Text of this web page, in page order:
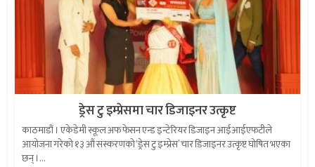
ड्रेस टु इम्प्रेसमा चार डिजाइनर उत्कृष्ट
काठमाडौं । एकेडेमी स्कूल अफ फेसन एन्ड इन्टेरियर डिजाइन आईआईएफटीले
आयोजना गरेको १३ औं संस्करणको ‘ड्रेस टु इम्प्रेस’ चार डिजाइनर उत्कृष्ट घोषित भएका
छन् ।...